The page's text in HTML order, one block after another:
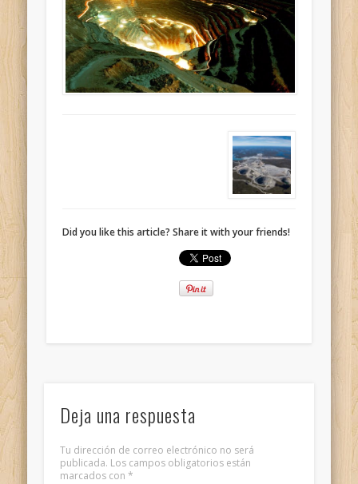
Did you like this article? Share it with your friends!
Deja una respuesta
Tu dirección de correo electrónico no será
publicada. Los campos obligatorios están
marcados con *